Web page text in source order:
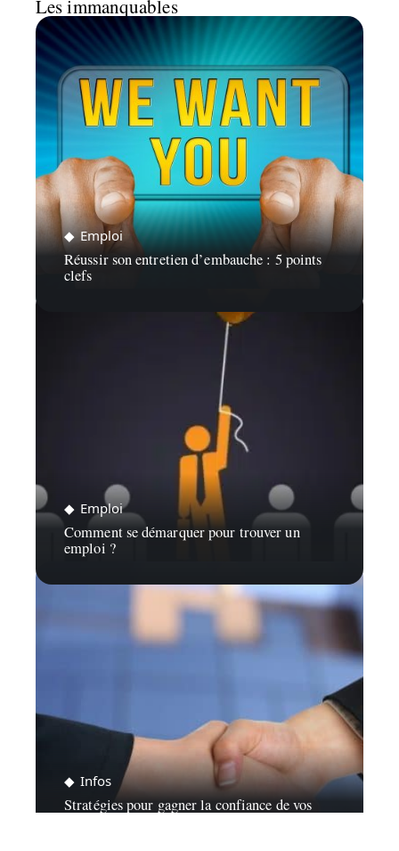
Les immanquables
Emploi
Réussir son entretien d’embauche : 5 points
clefs
Emploi
Comment se démarquer pour trouver un
emploi ?
Infos
Stratégies pour gagner la confiance de vos